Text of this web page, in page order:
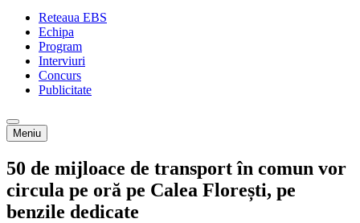
Reteaua EBS
Echipa
Program
Interviuri
Concurs
Publicitate
Meniu
50 de mijloace de transport în comun vor
circula pe oră pe Calea Florești, pe
benzile dedicate